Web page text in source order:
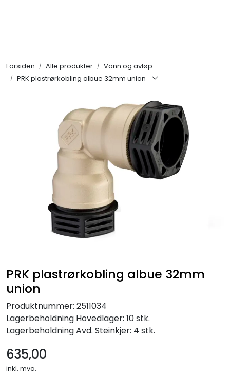
Forsiden Alle produkter
Vann og avløp
PRK plastrørkobling albue 32mm union
PRK plastrørkobling albue 32mm
union
Produktnummer: 2511034
Lagerbeholdning Hovedlager: 10 stk.
LagerbeholdningAvd. Steinkjer: 4 stk.
635,00
inkl. mva.
KAMPANJER
Søk om proffkundekonto
Reservedeler
Be om tilbud